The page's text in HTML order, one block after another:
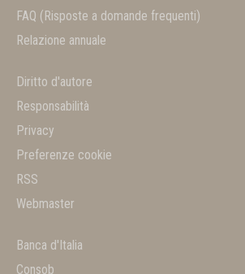
FAQ (Risposte a domande frequenti)
Relazione annuale
Diritto d'autore
Responsabilità
Privacy
Preferenze cookie
RSS
Webmaster
Banca d'Italia
Consob